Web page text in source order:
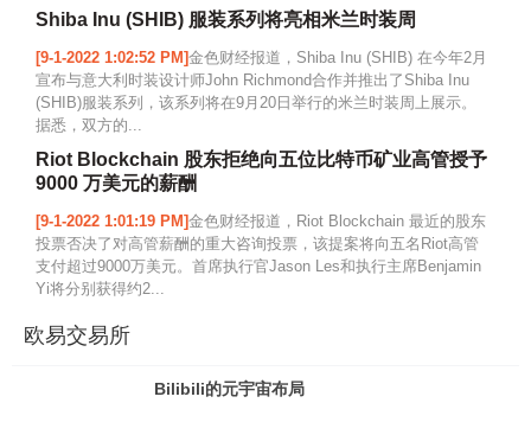
Shiba Inu (SHIB) 服装系列将亮相米兰时装周
[9-1-2022 1:02:52 PM]金色财经报道，Shiba Inu (SHIB) 在今年2月
宣布与意大利时装设计师John Richmond合作并推出了Shiba Inu
(SHIB)服装系列，该系列将在9月20日举行的米兰时装周上展示。
据悉，双方的...
Riot Blockchain 股东拒绝向五位比特币矿业高管授予
9000 万美元的薪酬
[9-1-2022 1:01:19 PM]金色财经报道，Riot Blockchain 最近的股东
投票否决了对高管薪酬的重大咨询投票，该提案将向五名Riot高管
支付超过9000万美元。首席执行官Jason Les和执行主席Benjamin
Yi将分别获得约2...
欧易交易所
Bilibili的元宇宙布局